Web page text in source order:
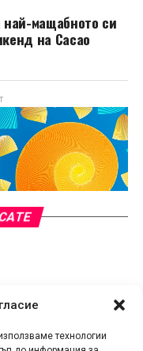
технологии
най-мащабното си
на Cacao